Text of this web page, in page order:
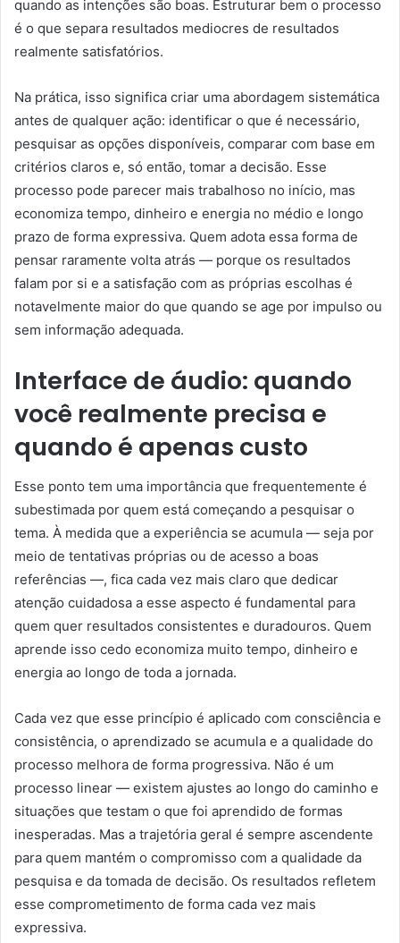
quando as intenções são boas. Estruturar bem o processo
é o que separa resultados mediocres de resultados
realmente satisfatórios.
Na prática, isso significa criar uma abordagem sistemática
antes de qualquer ação: identificar o que é necessário,
pesquisar as opções disponíveis, comparar com base em
critérios claros e, só então, tomar a decisão. Esse
processo pode parecer mais trabalhoso no início, mas
economiza tempo, dinheiro e energia no médio e longo
prazo de forma expressiva. Quem adota essa forma de
pensar raramente volta atrás — porque os resultados
falam por si e a satisfação com as próprias escolhas é
notavelmente maior do que quando se age por impulso ou
sem informação adequada.
Interface de áudio: quando
você realmente precisa e
quando é apenas custo
Esse ponto tem uma importância que frequentemente é
subestimada por quem está começando a pesquisar o
tema. À medida que a experiência se acumula — seja por
meio de tentativas próprias ou de acesso a boas
referências —, fica cada vez mais claro que dedicar
atenção cuidadosa a esse aspecto é fundamental para
quem quer resultados consistentes e duradouros. Quem
aprende isso cedo economiza muito tempo, dinheiro e
energia ao longo de toda a jornada.
Cada vez que esse princípio é aplicado com consciência e
consistência, o aprendizado se acumula e a qualidade do
processo melhora de forma progressiva. Não é um
processo linear — existem ajustes ao longo do caminho e
situações que testam o que foi aprendido de formas
inesperadas. Mas a trajetória geral é sempre ascendente
para quem mantém o compromisso com a qualidade da
pesquisa e da tomada de decisão. Os resultados refletem
esse comprometimento de forma cada vez mais
expressiva.